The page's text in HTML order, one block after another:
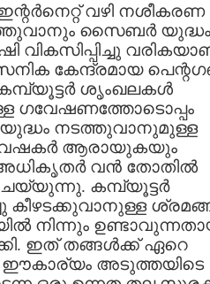
വഴി നശീകരണ
സൈബർ യുദ്ധം
കേന്ദ്രമായ
ശൃംഖലകൾ
ഗവേഷണത്തോടൊപ്പം
യുദ്ധം നടത്തുവാനുമുള്ള
ആരായുകയും
വൻ തോതിൽ
കമ്പ്യൂട്ടർ
നിന്നും
ഇത് തങ്ങൾക്ക് ഏറെ
ഈകാര്യം അടുത്തയിടെ